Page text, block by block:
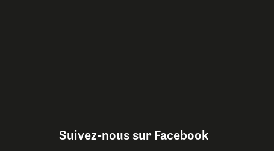
Suivez-nous sur Facebook